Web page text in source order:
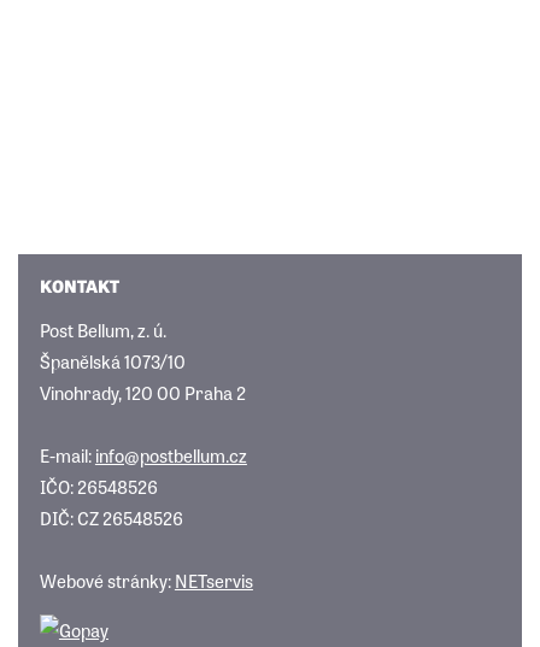
KONTAKT
Post Bellum, z. ú.
Španělská 1073/10
Vinohrady, 120 00 Praha 2
E-mail:info@postbellum.cz
IČO: 26548526
DIČ: CZ 26548526
Webové stránky:NETservis